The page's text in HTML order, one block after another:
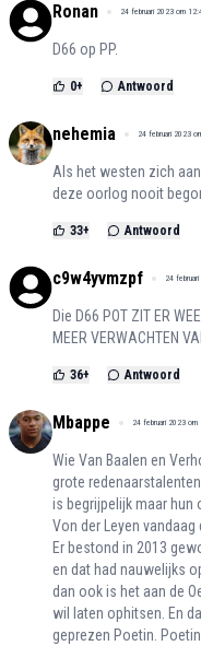
Ronan 24 februari 2023 om
D66 op PP.
0+ Antwoord
nehemia 24 februari 2023
Als het westen zich
deze oorlog nooit
33+ Antwoord
c9w4yvmzpf 24
Die D66 POT ZIT ER
MEER VERWACHTEN
36+ Antwoord
Mbappe 24 februari 2023 om
Wie Van Baalen en
grote
is begrijpelijk maar hun
Von der Leyen vandaag
Er bestond in 2013
en dat had nauwelijks
dan ook is het aan de
wil laten ophitsen. En
geprezen Poetin.